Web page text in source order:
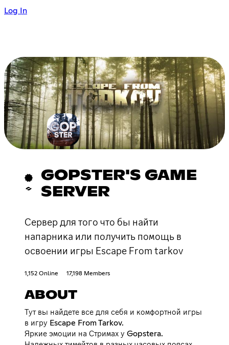
Log In
GOPSTER'S GAME
SERVER
Сервер для того что бы найти
напарника или получить помощь в
освоении игры Escape From tarkov
1,152 Online 17,198 Members
ABOUT
Тут вы найдете все для себя и комфортной игры
в игру Escape From Tarkov.
Яркие эмоции на Стримах у Gopstera.